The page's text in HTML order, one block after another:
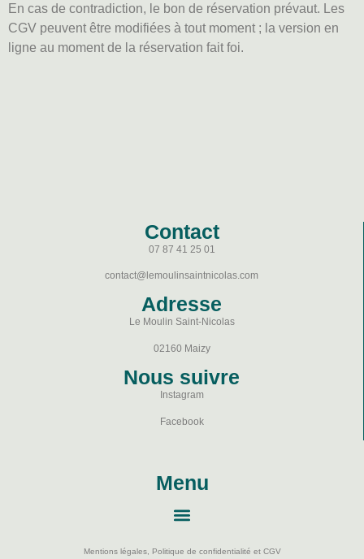
En cas de contradiction, le bon de réservation prévaut. Les
CGV peuvent être modifiées à tout moment ; la version en
ligne au moment de la réservation fait foi.
Contact
07 87 41 25 01
contact@lemoulinsaintnicolas.com
Adresse
Le Moulin Saint-Nicolas
02160 Maizy
Nous suivre
Instagram
Facebook
Menu
Mentions légales, Politique de confidentialité et CGV